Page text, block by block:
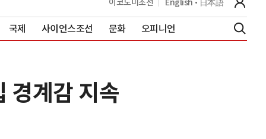
국제 사이언스조선 문화 오피니언
계감 지속